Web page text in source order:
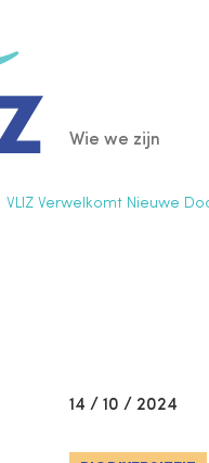
Main
Wie we zijn
VLIZ Verwelkomt Nieuwe
14 / 10 / 2024